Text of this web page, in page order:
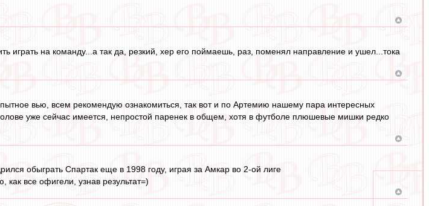
играть на команду...а так да, резкий, хер его поймаешь, раз, поменял направление и ушел...тока
вью, всем рекомендую ознакомиться, так вот и по Артемию нашему пара интересных
уже сейчас имеется, непростой паренек в общем, хотя в футболе плюшевые мишки редко
обыграть Спартак еще в 1998 году, играя за Амкар во 2-ой лиге
как все офигели, узнав результат=)